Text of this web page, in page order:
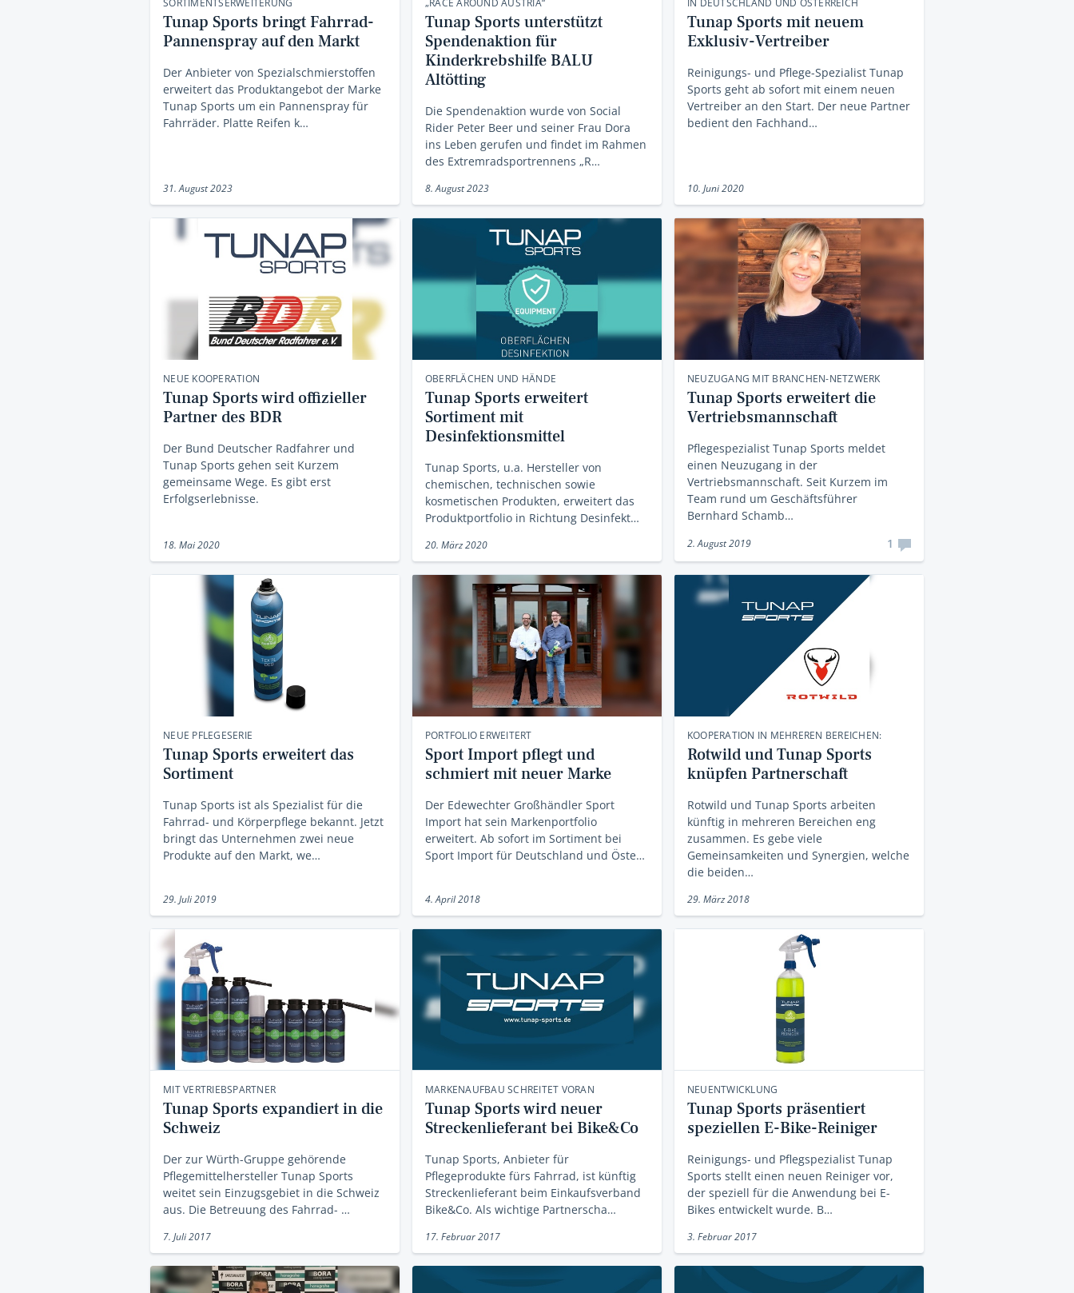
SORTIMENTSERWEITERUNG
Tunap Sports bringt Fahrrad-
Pannenspray auf den Markt
Der Anbieter von Spezialschmierstoffen
erweitert das Produktangebot der Marke
Tunap Sports um ein Pannenspray für
Fahrräder. Platte Reifen k…
31. August 2023
„RACE AROUND AUSTRIA“
Tunap Sports unterstützt
Spendenaktion für
Kinderkrebshilfe BALU
Altötting
Die Spendenaktion wurde von Social
Rider Peter Beer und seiner Frau Dora
ins Leben gerufen und findet im Rahmen
des Extremradsportrennens „R…
8. August 2023
IN DEUTSCHLAND UND ÖSTERREICH
Tunap Sports mit neuem
Exklusiv-Vertreiber
Reinigungs- und Pflege-Spezialist Tunap
Sports geht ab sofort mit einem neuen
Vertreiber an den Start. Der neue Partner
bedient den Fachhand…
10. Juni 2020
NEUE KOOPERATION
Tunap Sports wird offizieller
Partner des BDR
Der Bund Deutscher Radfahrer und
Tunap Sports gehen seit Kurzem
gemeinsame Wege. Es gibt erst
Erfolgserlebnisse.
18. Mai 2020
OBERFLÄCHEN UND HÄNDE
Tunap Sports erweitert
Sortiment mit
Desinfektionsmittel
Tunap Sports, u.a. Hersteller von
chemischen, technischen sowie
kosmetischen Produkten, erweitert das
Produktportfolio in Richtung Desinfekt…
20. März 2020
NEUZUGANG MIT BRANCHEN-NETZWERK
Tunap Sports erweitert die
Vertriebsmannschaft
Pflegespezialist Tunap Sports meldet
einen Neuzugang in der
Vertriebsmannschaft. Seit Kurzem im
Team rund um Geschäftsführer
Bernhard Schamb…
2. August 2019 1
NEUE PFLEGESERIE
Tunap Sports erweitert das
Sortiment
Tunap Sports ist als Spezialist für die
Fahrrad- und Körperpflege bekannt. Jetzt
bringt das Unternehmen zwei neue
Produkte auf den Markt, we…
29. Juli 2019
PORTFOLIO ERWEITERT
Sport Import pflegt und
schmiert mit neuer Marke
Der Edewechter Großhändler Sport
Import hat sein Markenportfolio
erweitert. Ab sofort im Sortiment bei
Sport Import für Deutschland und Öste…
4. April 2018
KOOPERATION IN MEHREREN BEREICHEN:
Rotwild und Tunap Sports
knüpfen Partnerschaft
Rotwild und Tunap Sports arbeiten
künftig in mehreren Bereichen eng
zusammen. Es gebe viele
Gemeinsamkeiten und Synergien, welche
die beiden…
29. März 2018
MIT VERTRIEBSPARTNER
Tunap Sports expandiert in die
Schweiz
Der zur Würth-Gruppe gehörende
Pflegemittelhersteller Tunap Sports
weitet sein Einzugsgebiet in die Schweiz
aus. Die Betreuung des Fahrrad- …
7. Juli 2017
MARKENAUFBAU SCHREITET VORAN
Tunap Sports wird neuer
Streckenlieferant bei Bike&Co
Tunap Sports, Anbieter für
Pflegeprodukte fürs Fahrrad, ist künftig
Streckenlieferant beim Einkaufsverband
Bike&Co. Als wichtige Partnerscha…
17. Februar 2017
NEUENTWICKLUNG
Tunap Sports präsentiert
speziellen E-Bike-Reiniger
Reinigungs- und Pflegspezialist Tunap
Sports stellt einen neuen Reiniger vor,
der speziell für die Anwendung bei E-
Bikes entwickelt wurde. B…
3. Februar 2017